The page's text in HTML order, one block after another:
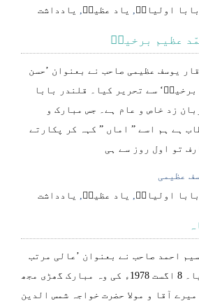
اولیاءؒ, یاد عظیمؒ, یادداشت
عظیم برخیاؒ
یوسف عظیمی صاحب نے بعنوان ’حسن
سے تحریر کیا۔ قلندر بابا
زد خاص و عام ہے۔ جس مبارک و
ہے ہم اسے ” اماں ” کہہ کر پکارتے
تو اول روز سے ہی
عظیمی
اولیاءؒ, یاد عظیمؒ, یادداشت
احمد صاحب نے بعنوان ’عالی مرتب
بادشاہ‘ سے تحریر کیا۔ 8 اگست 1978ء کی وہ مبارک گھڑی مجھ
آقا و مولا حضرت خواجہ شمس الدین